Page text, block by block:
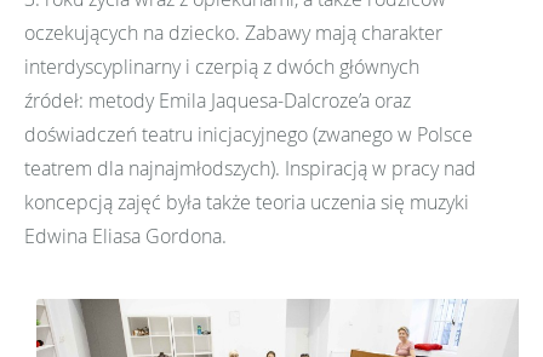
oczekujących na dziecko. Zabawy mają charakter
interdyscyplinarny i czerpią z dwóch głównych
źródeł: metody Emila Jaquesa-Dalcroze’a oraz
doświadczeń teatru inicjacyjnego (zwanego w Polsce
teatrem dla najnajmłodszych). Inspiracją w pracy nad
koncepcją zajęć była także teoria uczenia się muzyki
Edwina Eliasa Gordona.